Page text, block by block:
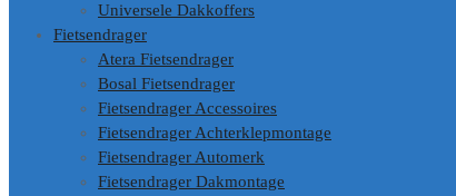
Universele Dakkoffers
Fietsendrager
Atera Fietsendrager
Bosal Fietsendrager
Fietsendrager Accessoires
Fietsendrager Achterklepmontage
Fietsendrager Automerk
Fietsendrager Dakmontage